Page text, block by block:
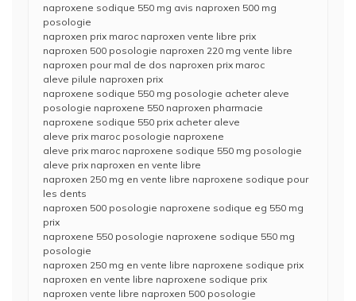
naproxene sodique 550 mg avis naproxen 500 mg
posologie
naproxen prix maroc naproxen vente libre prix
naproxen 500 posologie naproxen 220 mg vente libre
naproxen pour mal de dos naproxen prix maroc
aleve pilule naproxen prix
naproxene sodique 550 mg posologie acheter aleve
posologie naproxene 550 naproxen pharmacie
naproxene sodique 550 prix acheter aleve
aleve prix maroc posologie naproxene
aleve prix maroc naproxene sodique 550 mg posologie
aleve prix naproxen en vente libre
naproxen 250 mg en vente libre naproxene sodique pour
les dents
naproxen 500 posologie naproxene sodique eg 550 mg
prix
naproxene 550 posologie naproxene sodique 550 mg
posologie
naproxen 250 mg en vente libre naproxene sodique prix
naproxen en vente libre naproxene sodique prix
naproxen vente libre naproxen 500 posologie